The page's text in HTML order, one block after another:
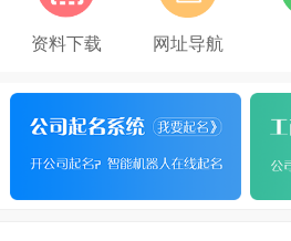
资料下载 网址导航